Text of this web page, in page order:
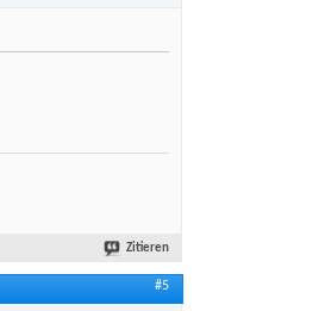
Zitieren
#5